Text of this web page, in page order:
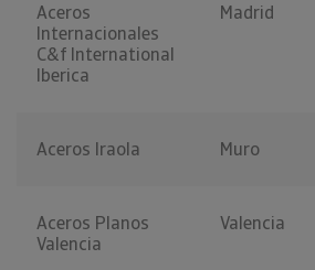
Aceros
Internacionales
C&f International
Iberica
Madrid
Aceros Iraola Muro
Aceros Planos
Valencia
Valencia